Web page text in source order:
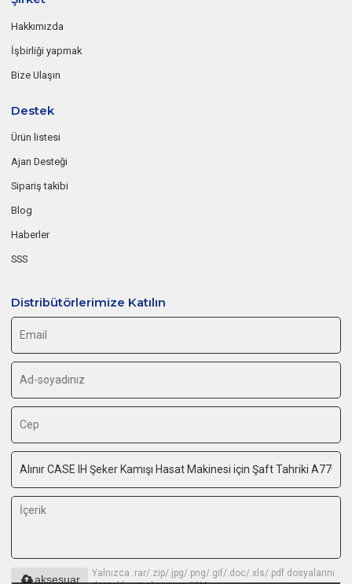
Hakkımızda
İşbirliği yapmak
Bize Ulaşın
Destek
Ürün listesi
Ajan Desteği
Sipariş takibi
Blog
Haberler
SSS
Distribütörlerimize Katılın
Yalnızca .rar/.zip/.jpg/.png/.gif/.doc/.xls/.pdf dosyalarını
aksesuar